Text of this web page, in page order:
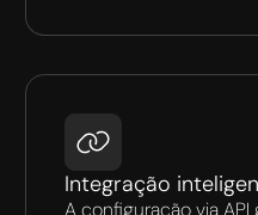
Integração
A configuração via